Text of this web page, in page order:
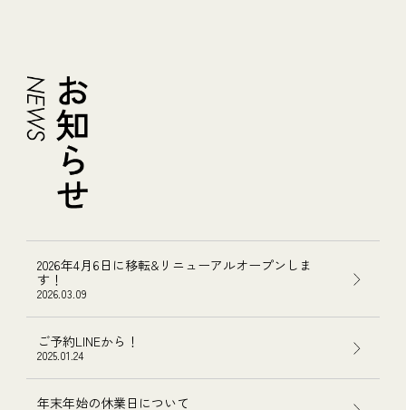
2026年4月6日に移転&リニューアルオープンしま
す！
2026.03.09
ご予約LINEから！
2025.01.24
年末年始の休業日について